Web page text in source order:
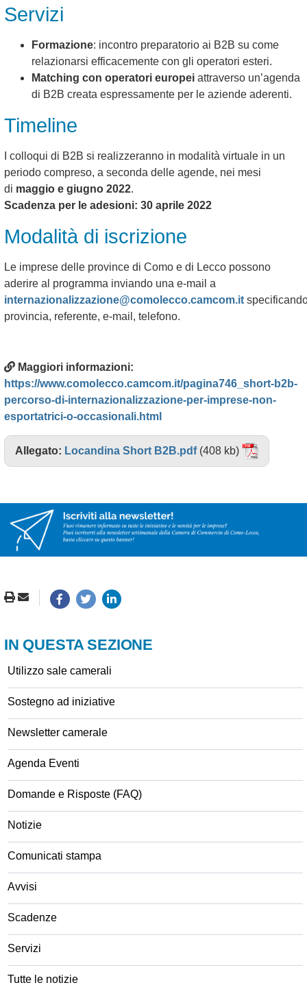
Servizi
Formazione: incontro preparatorio ai B2B su come
relazionarsi efficacemente con gli operatori esteri.
Matching con operatori europei attraverso un’agenda
di B2B creata espressamente per le aziende aderenti.
Timeline
I colloqui di B2B si realizzeranno in modalità virtuale in un
periodo compreso, a seconda delle agende, nei mesi
di maggio e giugno 2022.
Scadenza per le adesioni: 30 aprile 2022
Modalità di iscrizione
Le imprese delle province di Como e di Lecco possono
aderire al programma inviando una e-mail a
internazionalizzazione@comolecco.camcom.it
provincia, referente, e-mail, telefono.
Maggiori informazioni:
https://www.comolecco.camcom.it/pagina746_short-b2b-
percorso-di-internazionalizzazione-per-imprese-non-
esportatrici-o-occasionali.html
Allegato: Locandina Short B2B.pdf(408 kb)
IN QUESTA SEZIONE
Utilizzo sale camerali
Sostegno ad iniziative
Newsletter camerale
Agenda Eventi
Domande e Risposte (FAQ)
Notizie
Comunicati stampa
Avvisi
Scadenze
Servizi
Tutte le notizie